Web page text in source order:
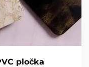
pločka